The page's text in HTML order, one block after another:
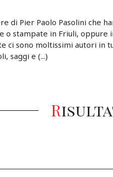
di Pier Paolo Pasolini che
o stampate in Friuli, oppure
ci sono moltissimi autori in
saggi e (...)